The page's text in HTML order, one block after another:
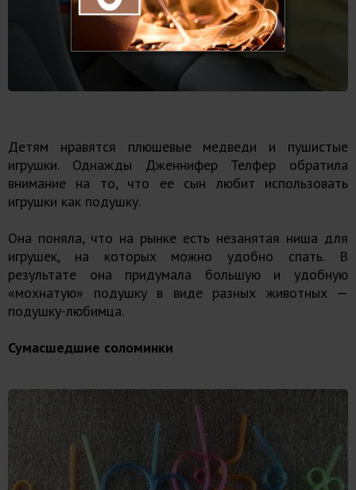
Детям нравятся плюшевые медведи и пушистые
игрушки. Однажды Дженнифер Телфер обратила
внимание на то, что ее сын любит использовать
игрушки как подушку.
Она поняла, что на рынке есть незанятая ниша для
игрушек, на которых можно удобно спать. В
результате она придумала большую и удобную
«мохнатую» подушку в виде разных животных —
подушку-любимца.
Сумасшедшие соломинки